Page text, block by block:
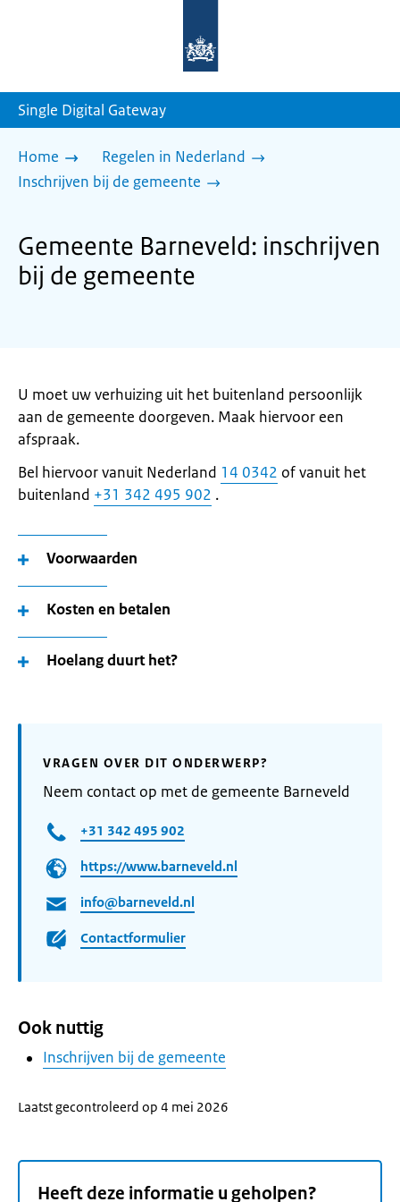
homepage
Single Digital Gateway
Home
Regelen in Nederland
Inschrijven bij de gemeente
Gemeente Barneveld: inschrijven
bij de gemeente
U moet uw verhuizing uit het buitenland persoonlijk
aan de gemeente doorgeven. Maak hiervoor een
afspraak.
Bel hiervoor vanuit Nederland 14 0342 of vanuit het
buitenland +31 342 495 902 .
Voorwaarden
Kosten en betalen
Hoelang duurt het?
VRAGEN OVER DIT ONDERWERP?
Neem contact op met de gemeente Barneveld
+31 342 495 902
https://www.barneveld.nl
info@barneveld.nl
Contactformulier
Ook nuttig
Inschrijven bij de gemeente
Laatst gecontroleerd op 4 mei 2026
Heeft deze informatie u geholpen?